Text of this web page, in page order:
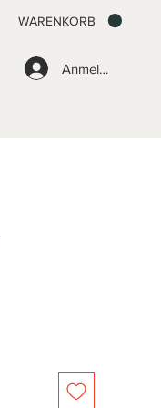
Anmelden
WARENKORB